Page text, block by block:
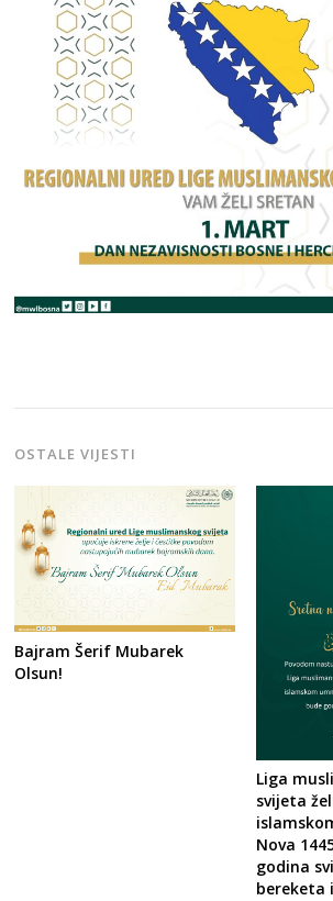
OSTALE VIJESTI
Bajram Šerif Mubarek
Olsun!
Liga
svijeta
Nova
godina
bereketa